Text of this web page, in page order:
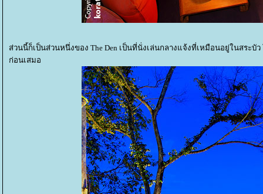
ส่วนนี้ก็เป็นส่วนหนึ่งของ The Den เป็นที่นั่งเล่นกลางแจ้งที่เหมือนอยู่ในสระ
ก่อนเสมอ